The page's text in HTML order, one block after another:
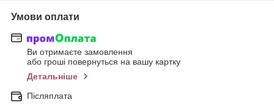
Умови оплати
Ви отримаєте замовлення
або гроші повернуться на вашу картку
Детальніше
Післяплата